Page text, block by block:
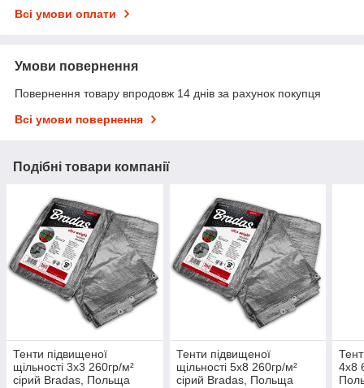
Всі умови оплати
Умови повернення
Повернення товару впродовж 14 днів за рахунок покупця
Всі умови повернення
Подібні товари компанії
Тенти підвищеної
щільності 3х3 260гр/м²
сірий Bradas, Польща
Тенти підвищеної
щільності 5х8 260гр/м²
сірий Bradas, Польща
4х8